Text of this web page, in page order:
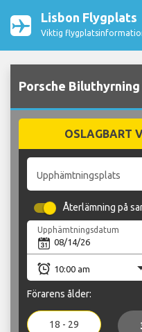
Lisbon Flygplats
Viktig
Porsche
OSLAGBART
Upphämtningsplats
Återlämning på
Upphämtningsdatum
Förarens ålder:
18 - 29